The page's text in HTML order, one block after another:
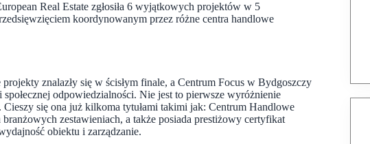
Real Estate zgłosiła 6 wyjątkowych projektów w 5
koordynowanym przez różne centra handlowe
znalazły się w ścisłym finale, a Centrum Focus w Bydgoszczy
odpowiedzialności. Nie jest to pierwsze wyróżnienie
się ona już kilkoma tytułami takimi jak: Centrum Handlowe
zestawieniach, a także posiada prestiżowy certyfikat
obiektu i zarządzanie.